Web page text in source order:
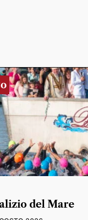
del Mare